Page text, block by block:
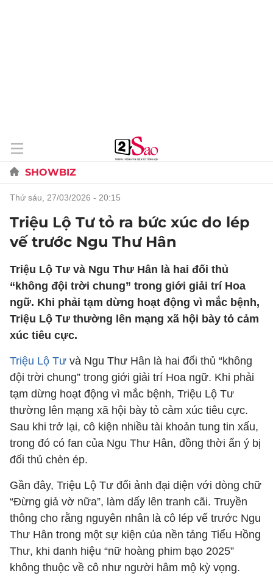
SHOWBIZ
thứ sáu, 27/03/2026 - 20:15
Triệu Lộ Tư tỏ ra bức xúc do lép
vế trước Ngu Thư Hân
Triệu Lộ Tư và Ngu Thư Hân là hai đối thủ
“không đội trời chung” trong giới giải trí Hoa
ngữ. Khi phải tạm dừng hoạt động vì mắc bệnh,
Triệu Lộ Tư thường lên mạng xã hội bày tỏ cảm
xúc tiêu cực.
Triệu Lộ Tư và Ngu Thư Hân là hai đối thủ “không
đội trời chung” trong giới giải trí Hoa ngữ. Khi phải
tạm dừng hoạt động vì mắc bệnh, Triệu Lộ Tư
thường lên mạng xã hội bày tỏ cảm xúc tiêu cực.
Sau khi trở lại, cô kiện nhiều tài khoản tung tin xấu,
trong đó có fan của Ngu Thư Hân, đồng thời ẩn ý bị
đối thủ chèn ép.
Gần đây, Triệu Lộ Tư đổi ảnh đại diện với dòng chữ
“Đừng giả vờ nữa”, làm dấy lên tranh cãi. Truyền
thông cho rằng nguyên nhân là cô lép vế trước Ngu
Thư Hân trong một sự kiện của nền tảng Tiểu Hồng
Thư, khi danh hiệu “nữ hoàng phim bạo 2025”
không thuộc về cô như người hâm mộ kỳ vọng.